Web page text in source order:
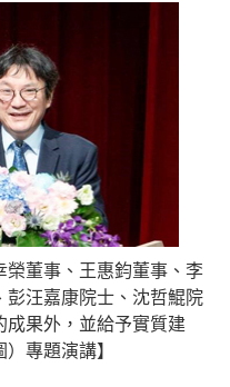
榮董事、王惠鈞董事、李
彭汪嘉康院士、沈哲鯤院
成果外，並給予實質建
專題演講】